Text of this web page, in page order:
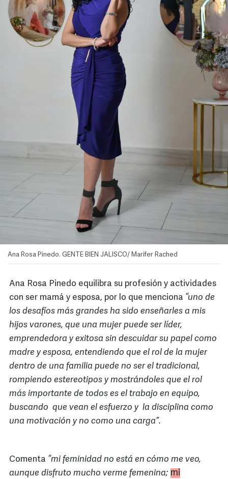
Ana Rosa Pinedo. GENTE BIEN JALISCO/ Marifer Rached
Ana Rosa Pinedo equilibra su profesión y actividades
con ser mamá y esposa, por lo que menciona “uno de
los desafíos más grandes ha sido enseñarles a mis
hijos varones, que una mujer puede ser líder,
emprendedora y exitosa sin descuidar su papel como
madre y esposa, entendiendo que el rol de la mujer
dentro de una familia puede no ser el tradicional,
rompiendo estereotipos y mostrándoles que el rol
más importante de todos es el trabajo en equipo,
buscando que vean el esfuerzo y la disciplina como
una motivación y no como una carga”.
Comenta “mi feminidad no está en cómo me veo,
aunque disfruto mucho verme femenina; mi